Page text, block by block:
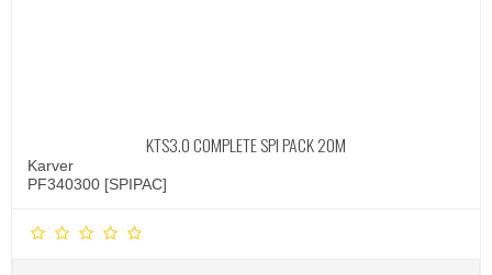
KTS3.0 COMPLETE SPI PACK 20M
Karver
PF340300 [SPIPAC]